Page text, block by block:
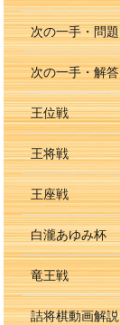
次の一手・問題
次の一手・解答
王位戦
王将戦
王座戦
白瀧あゆみ杯
竜王戦
詰将棋動画解説